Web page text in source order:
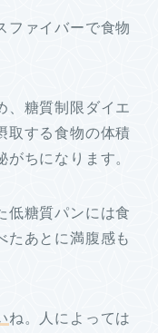
ファイバーで食物
、糖質制限ダイエ
取する食物の体積
ちになります。
低糖質パンには食
たあとに満腹感も
ね。人によっては